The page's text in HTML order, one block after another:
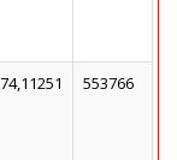
553766